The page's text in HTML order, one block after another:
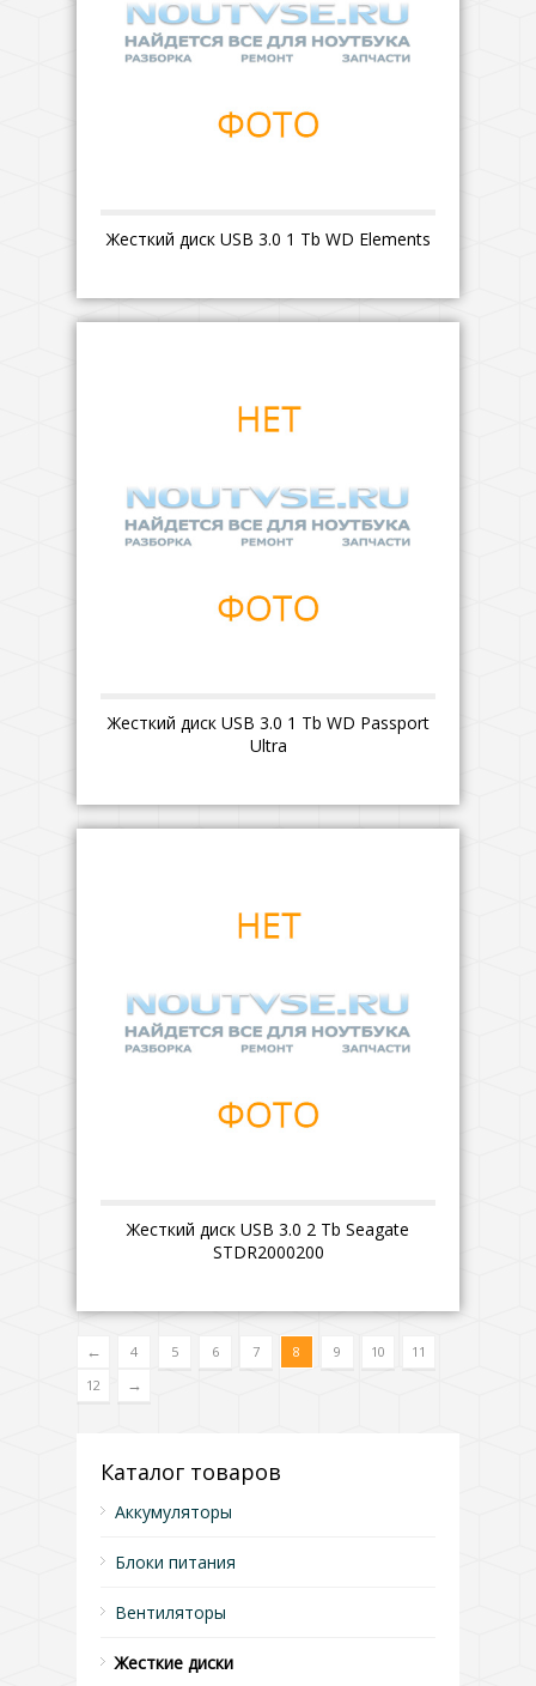
Жесткий диск USB 3.0 1 Tb WD Elements
Жесткий диск USB 3.0 1 Tb WD Passport
Ultra
Жесткий диск USB 3.0 2 Tb Seagate
STDR2000200
← 4 5 6 7 8 9 10
11
12
→
Каталог товаров
Аккумуляторы
Блоки питания
Вентиляторы
Жесткие диски